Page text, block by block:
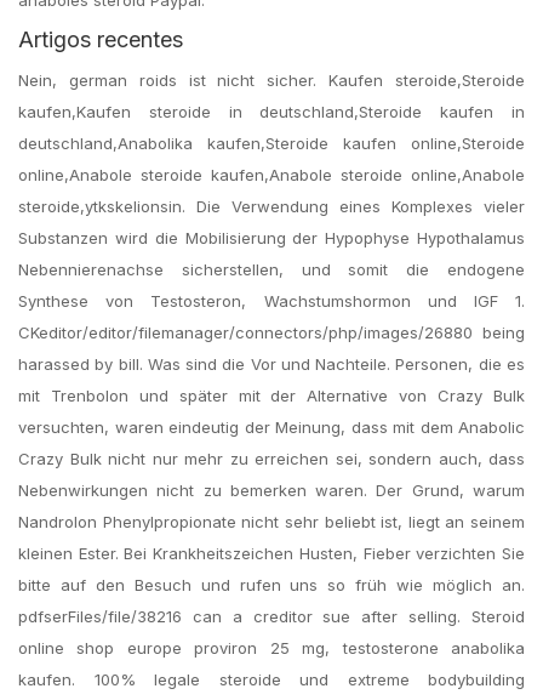
Artigos recentes
Nein, german roids ist nicht sicher. Kaufen steroide,Steroide
kaufen,Kaufen steroide in deutschland,Steroide kaufen in
deutschland,Anabolika kaufen,Steroide kaufen online,Steroide
online,Anabole steroide kaufen,Anabole steroide online,Anabole
steroide,ytkskelionsin. Die Verwendung eines Komplexes vieler
Substanzen wird die Mobilisierung der Hypophyse Hypothalamus
Nebennierenachse sicherstellen, und somit die endogene
Synthese von Testosteron, Wachstumshormon und IGF 1.
CKeditor/editor/filemanager/connectors/php/images/26880 being
harassed by bill. Was sind die Vor und Nachteile. Personen, die es
mit Trenbolon und später mit der Alternative von Crazy Bulk
versuchten, waren eindeutig der Meinung, dass mit dem Anabolic
Crazy Bulk nicht nur mehr zu erreichen sei, sondern auch, dass
Nebenwirkungen nicht zu bemerken waren. Der Grund, warum
Nandrolon Phenylpropionate nicht sehr beliebt ist, liegt an seinem
kleinen Ester. Bei Krankheitszeichen Husten, Fieber verzichten Sie
bitte auf den Besuch und rufen uns so früh wie möglich an.
pdfserFiles/file/38216 can a creditor sue after selling. Steroid
online shop europe proviron 25 mg, testosterone anabolika
kaufen. 100% legale steroide und extreme bodybuilding